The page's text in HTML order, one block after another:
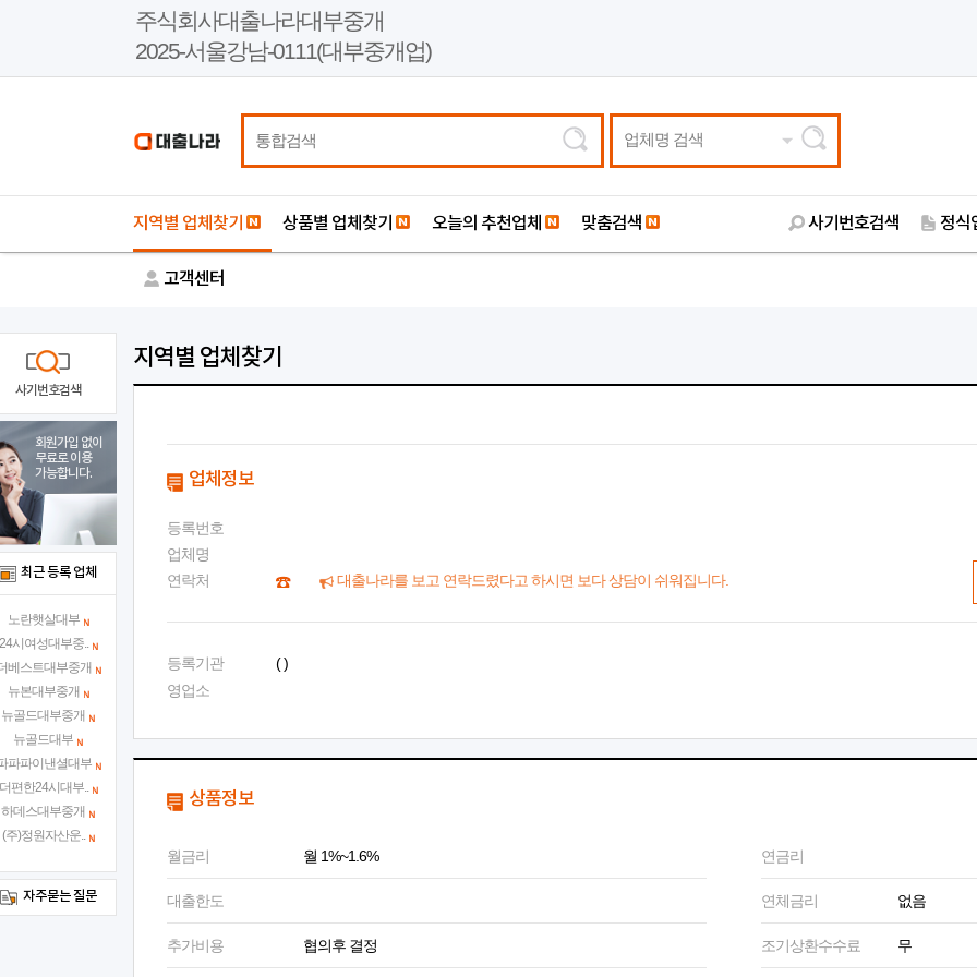
주식회사대출나라대부중개
2025-서울강남-0111(대부중개업)
업체명 검색
지역별 업체찾기 상품별 업체찾기 오늘의 추천업체 맞춤검색 사기번호검색 정식
고객센터
지역별 업체찾기
업체정보
등록번호
업체명
연락처
대출나라를 보고 연락드렸다고 하시면 보다 상담이 쉬워집니다.
등록기관
( )
영업소
상품정보
월금리 월 1%~1.6% 연금리
대출한도 연체금리 없음
추가비용 협의후 결정 조기상환수수료 무
사기번호검색
회원가입 없이
무료로 이용
가능합니다.
최근 등록 업체
노란햇살대부
시여성대부중..
베스트대부중개
뉴본대부중개
뉴골드대부중개
뉴골드대부
파파이낸셜대부
편한24시대부..
하데스대부중개
(주)정원자산운..
자주묻는 질문